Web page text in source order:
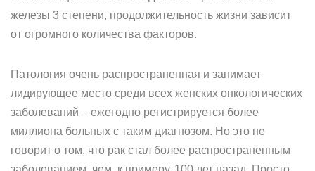
железы 3 степени, продолжительность жизни зависит
от огромного количества факторов.
Патология очень распространенная и занимает
лидирующее место среди всех женских онкологических
заболеваний – ежегодно регистрируется более
миллиона больных с таким диагнозом. Но это не
говорит о том, что рак стал более распространенным